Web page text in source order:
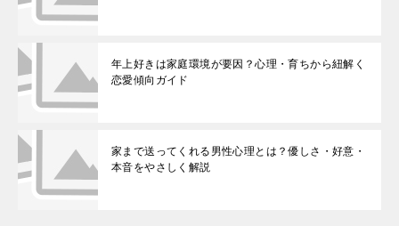
年上好きは家庭環境が要因？心理・育ちから紐解く
恋愛傾向ガイド
家まで送ってくれる男性心理とは？優しさ・好意・
本音をやさしく解説